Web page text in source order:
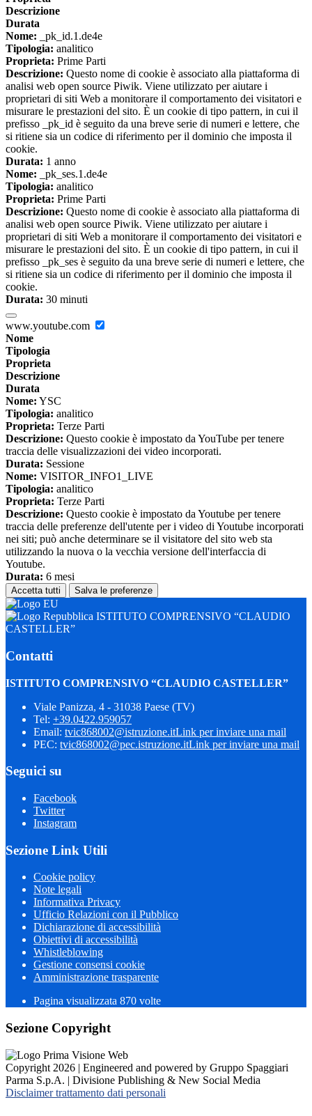
Descrizione
Durata
Nome: _pk_id.1.de4e
Tipologia: analitico
Proprieta: Prime Parti
Descrizione: Questo nome di cookie è associato alla piattaforma di
analisi web open source Piwik. Viene utilizzato per aiutare i
proprietari di siti Web a monitorare il comportamento dei visitatori e
misurare le prestazioni del sito. È un cookie di tipo pattern, in cui il
prefisso _pk_id è seguito da una breve serie di numeri e lettere, che
si ritiene sia un codice di riferimento per il dominio che imposta il
cookie.
Durata: 1 anno
Nome: _pk_ses.1.de4e
Tipologia: analitico
Proprieta: Prime Parti
Descrizione: Questo nome di cookie è associato alla piattaforma di
analisi web open source Piwik. Viene utilizzato per aiutare i
proprietari di siti Web a monitorare il comportamento dei visitatori e
misurare le prestazioni del sito. È un cookie di tipo pattern, in cui il
prefisso _pk_ses è seguito da una breve serie di numeri e lettere, che
si ritiene sia un codice di riferimento per il dominio che imposta il
cookie.
Durata: 30 minuti
www.youtube.com
Nome
Tipologia
Proprieta
Descrizione
Durata
Nome: YSC
Tipologia: analitico
Proprieta: Terze Parti
Descrizione: Questo cookie è impostato da YouTube per tenere
traccia delle visualizzazioni dei video incorporati.
Durata: Sessione
Nome: VISITOR_INFO1_LIVE
Tipologia: analitico
Proprieta: Terze Parti
Descrizione: Questo cookie è impostato da Youtube per tenere
traccia delle preferenze dell'utente per i video di Youtube incorporati
nei siti; può anche determinare se il visitatore del sito web sta
utilizzando la nuova o la vecchia versione dell'interfaccia di
Youtube.
Durata: 6 mesi
Accetta tutti Salva le preferenze
ISTITUTO COMPRENSIVO “CLAUDIO
CASTELLER”
Contatti
ISTITUTO COMPRENSIVO “CLAUDIO CASTELLER”
Viale Panizza, 4 - 31038 Paese (TV)
Tel: +39.0422.959057
Email: tvic868002@istruzione.itLink per inviare una mail
PEC: tvic868002@pec.istruzione.itLink per inviare una mail
Seguici su
Facebook
Twitter
Instagram
Sezione Link Utili
Cookie policy
Note legali
Informativa Privacy
Ufficio Relazioni con il Pubblico
Dichiarazione di accessibilità
Obiettivi di accessibilità
Whistleblowing
Gestione consensi cookie
Amministrazione trasparente
Pagina visualizzata 870 volte
Sezione Copyright
Copyright 2026 | Engineered and powered by Gruppo Spaggiari
Parma S.p.A. | Divisione Publishing & New Social Media
Disclaimer trattamento dati personali